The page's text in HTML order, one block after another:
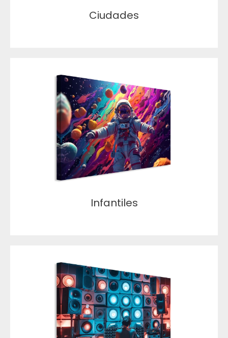
Ciudades
Infantiles